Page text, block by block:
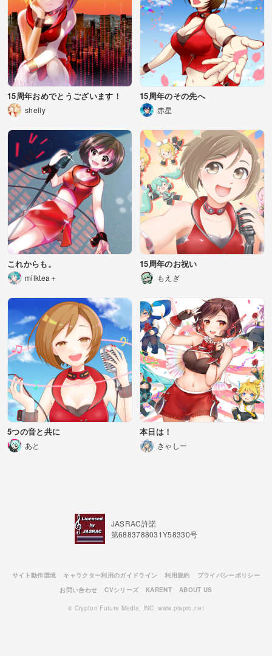
15周年おめでとうございます！
shelly
15周年のその先へ
赤星
これからも。
milktea＋
15周年のお祝い
もえぎ
5つの音と共に
あと
本日は！
きゃしー
JASRAC許諾
第6883788031Y58330号
サイト動作環境 キャラクター利用のガイドライン 利用規約
プライバシーポリシー
お問い合わせ
CVシリーズ KARENT ABOUT US
© Crypton Future Media, INC. www.piapro.net